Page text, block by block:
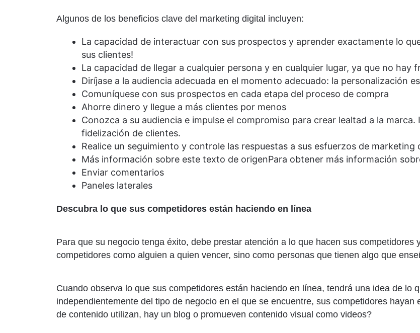
Algunos de los beneficios clave del marketing digital incluyen:
La capacidad de interactuar con sus prospectos y aprender exactamente lo
sus clientes!
La capacidad de llegar a cualquier persona y en cualquier lugar, ya que no
Diríjase a la audiencia adecuada en el momento adecuado: la personalización
Comuníquese con sus prospectos en cada etapa del proceso de compra
Ahorre dinero y llegue a más clientes por menos
Conozca a su audiencia e impulse el compromiso para crear lealtad a la
fidelización de clientes.
Realice un seguimiento y controle las respuestas a sus esfuerzos de
Más información sobre este texto de origenPara obtener más información
Enviar comentarios
Paneles laterales
Descubra lo que sus competidores están haciendo en línea
Para que su negocio tenga éxito, debe prestar atención a lo que hacen sus competidores
competidores como alguien a quien vencer, sino como personas que tienen algo que
Cuando observa lo que sus competidores están haciendo en línea, tendrá una idea de lo
independientemente del tipo de negocio en el que se encuentre, sus competidores
de contenido utilizan, hay un blog o promueven contenido visual como videos?